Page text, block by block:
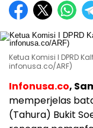
Ketua Komisi I DPRD
infonusa.co/ARF)
Infonusa.co,
memperjelas
(Tahura) Bukit